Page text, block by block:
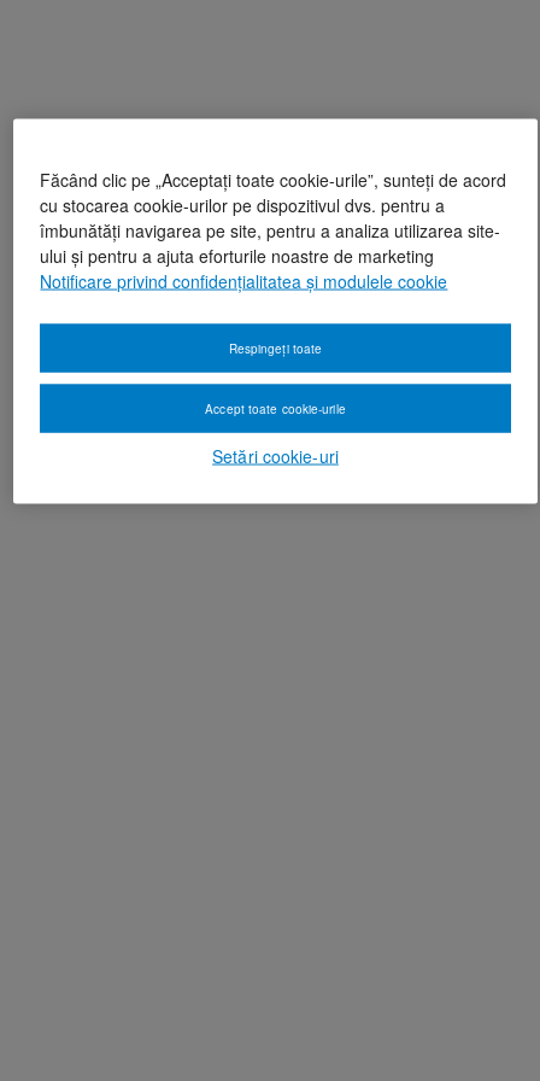
Făcând clic pe „Acceptați toate cookie-urile”, sunteți de acord
cu stocarea cookie-urilor pe dispozitivul dvs. pentru a
îmbunătăți navigarea pe site, pentru a analiza utilizarea site-
ului și pentru a ajuta eforturile noastre de marketing
Notificare privind confidențialitatea și modulele cookie
Setări cookie-uri
Respingeți toate
Accept toate cookie-urile